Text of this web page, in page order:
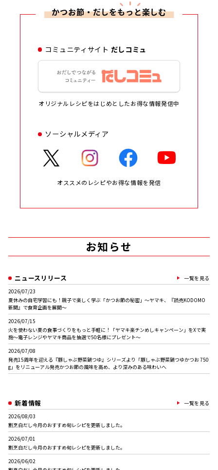
コミュニティサイト だしコミュ
オリジナルレシピをはじめとしたお得な情報発信中
ソーシャルメディア
オススメのレシピやお得な情報を発信
お知らせ
ニュースリリース
一覧を見る
2026/07/23
夏休みの自宅学習にも！親子で楽しく学ぶ「かつお節の秘密」〜ヤマキ、『読売KODOMO
新聞』で食育企画を展開〜
2026/07/15
火を使わない夏の食事づくりをもっと手軽に！「ヤマキ楽チンめしキャンペーン」をXで実
施～電子レンジやヤマキ商品を抽選で50名様にプレゼント～
2026/07/08
発売15周年を迎える『豚しゃぶ野菜鍋つゆ』シリーズより「豚しゃぶ野菜鍋つゆかつお 750
g」をリニューアル発売かつお節の風味を高め、より深みのある味わいへ
新着情報
一覧を見る
2026/08/03
割烹白だし今月のおすすめ旬レシピを更新しました。
2026/07/01
割烹白だし今月のおすすめ旬レシピを更新しました。
2026/06/02